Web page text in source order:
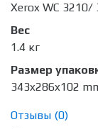
Xerox WC 3210/
Вес
1.4 кг
Размер
343x286x102
Отзывы (0)